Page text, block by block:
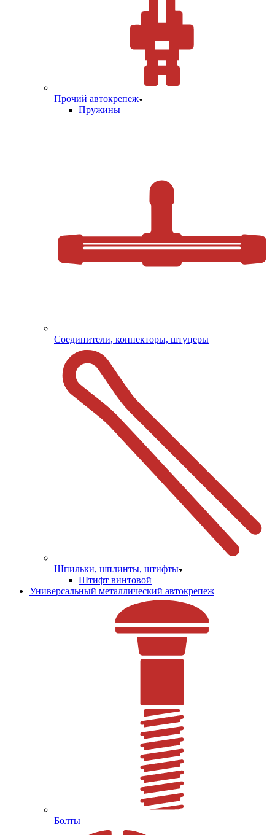
Прочий автокрепеж
Пружины
Соединители, коннекторы, штуцеры
Шпильки, шплинты, штифты
Штифт винтовой
Универсальный металлический автокрепеж
Болты